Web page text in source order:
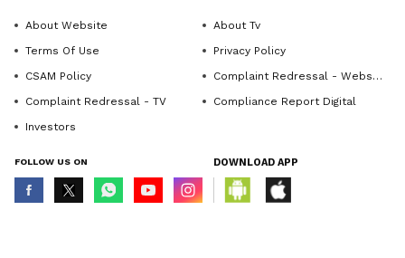
About Website
About Tv
Terms Of Use
Privacy Policy
CSAM Policy
Complaint Redressal - Website
Complaint Redressal - TV
Compliance Report Digital
Investors
FOLLOW US ON DOWNLOAD APP